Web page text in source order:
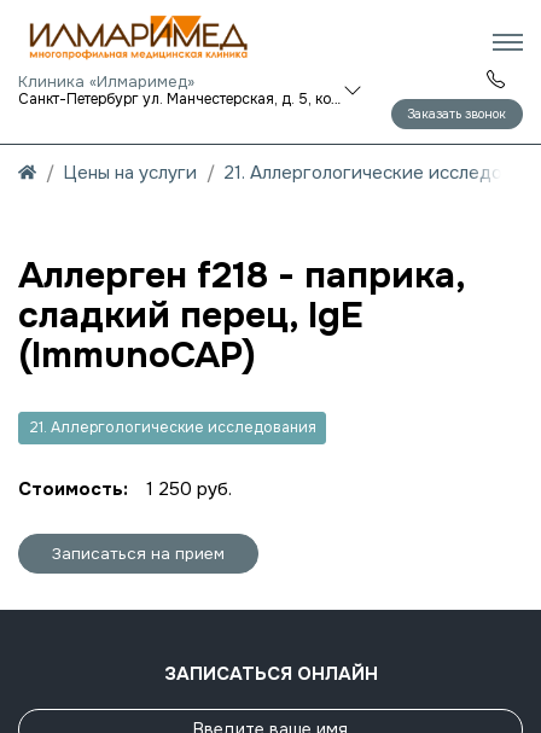
Клиника «Илмаримед»
Санкт-Петербург ул. Манчестерская, д. 5, корп. 1
Заказать звонок
Цены на услуги 21. Аллергологические
Аллерген f218 - паприка,
сладкий перец, IgE
(ImmunoCAP)
21. Аллергологические исследования
Стоимость: 1 250 руб.
Записаться на прием
ЗАПИСАТЬСЯ ОНЛАЙН